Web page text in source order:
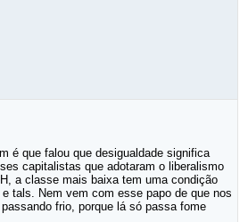
é que falou que desigualdade significa
capitalistas que adotaram o liberalismo
a classe mais baixa tem uma condição
tals. Nem vem com esse papo de que nos
frio, porque lá só passa fome